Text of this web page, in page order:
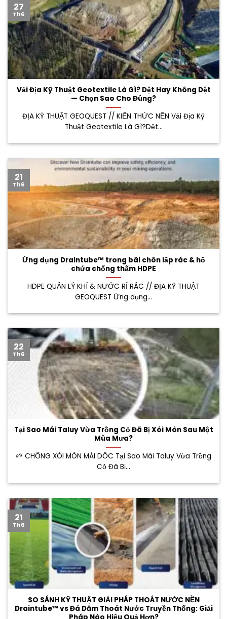
Vải Địa Kỹ Thuật Geotextile Là Gì? Dệt Hay Không Dệt
— Chọn Sao Cho Đúng?
ĐỊA KỸ THUẬT GEOQUEST // KIẾN THỨC NỀN Vải Địa Kỹ
Thuật Geotextile Là Gì?Dệt...
27
Th6
Ứng dụng Draintube™ trong bãi chôn lấp rác & hồ
chứa chống thấm HDPE
HDPE QUẢN LÝ KHÍ & NƯỚC RỈ RÁC // ĐỊA KỸ THUẬT
GEOQUEST Ứng dụng...
21
Th6
Tại Sao Mái Taluy Vừa Trồng Cỏ Đã Bị Xói Mòn Sau Một
Mùa Mưa?
🌱 CHỐNG XÓI MÒN MÁI DỐC Tại Sao Mái Taluy Vừa Trồng
Cỏ Đã Bị...
22
Th6
SO SÁNH KỸ THUẬT GIẢI PHÁP THOÁT NƯỚC NỀN
Draintube™ vs Đá Dăm Thoát Nước Truyền Thống: Giải
Pháp Nào Hiệu Quả Hơn?
21
Th6